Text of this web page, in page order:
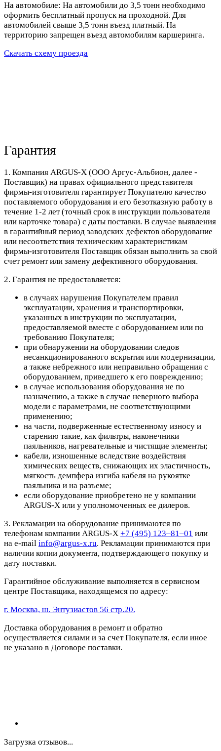
На автомобиле: На автомобили до 3,5 тонн необходимо
оформить бесплатный пропуск на проходной. Для
автомобилей свыше 3,5 тонн въезд платный. На
территорию запрещен въезд автомобилям каршеринга.
Скачать схему проезда
Гарантия
1. Компания ARGUS-X (ООО Аргус-Альбион, далее -
Поставщик) на правах официального представителя
фирмы-изготовителя гарантирует Покупателю качество
поставляемого оборудования и его безотказную работу в
течение 1-2 лет (точный срок в инструкции пользователя
или карточке товара) с даты поставки. В случае выявления
в гарантийный период заводских дефектов оборудование
или несоответствия техническим характеристикам
фирмы-изготовителя Поставщик обязан выполнить за свой
счет ремонт или замену дефективного оборудования.
2. Гарантия не предоставляется:
в случаях нарушения Покупателем правил
эксплуатации, хранения и транспортировки,
указанных в инструкции по эксплуатации,
предоставляемой вместе с оборудованием или по
требованию Покупателя;
при обнаружении на оборудовании следов
несанкционированного вскрытия или модернизации,
а также небрежного или неправильно обращения с
оборудованием, приведшего к его повреждению;
в случае использования оборудования не по
назначению, а также в случае неверного выбора
модели с параметрами, не соответствующими
применению;
на части, подверженные естественному износу и
старению такие, как фильтры, наконечники
паяльников, нагревательные и чистящие элементы;
кабели, изношенные вследствие воздействия
химических веществ, снижающих их эластичность,
мягкость демпфера изгиба кабеля на рукоятке
паяльника и на разъеме;
если оборудование приобретено не у компании
ARGUS-X или у уполномоченных ее дилеров.
3. Рекламации на оборудование принимаются по
телефонам компании ARGUS-X +7 (495) 123–81–01 или
на e-mail info@argus-x.ru. Рекламации принимаются при
наличии копии документа, подтверждающего покупку и
дату поставки.
Гарантийное обслуживание выполняется в сервисном
центре Поставщика, находящемся по адресу:
г. Москва, ш. Энтузиастов 56 стр.20.
Доставка оборудования в ремонт и обратно
осуществляется силами и за счет Покупателя, если иное
не указано в Договоре поставки.
Загрузка отзывов...